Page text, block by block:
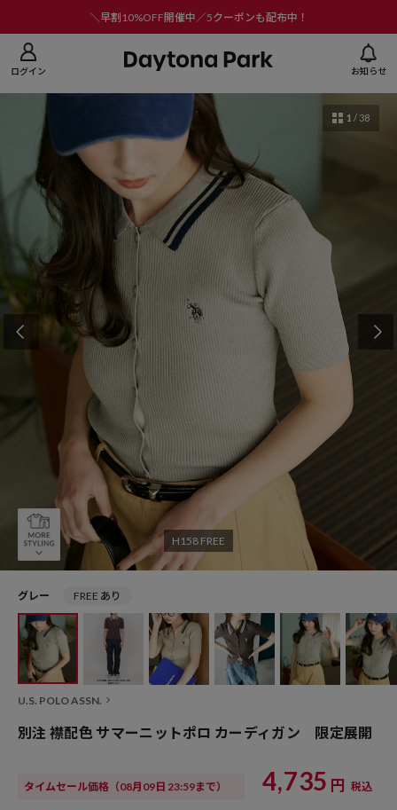
＼早割10%OFF開催中／5クーポンも配布中！
ログイン お知らせ
H158 FREE
1 / 38
グレー FREE あり
U.S. POLO ASSN.
別注 襟配色 サマーニットポロ カーディガン 限定展開
タイムセール価格 （08月09日 23:59まで） 4,735 円 税込